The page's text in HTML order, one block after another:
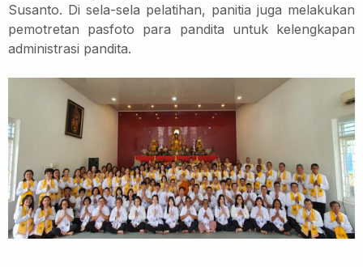
Susanto. Di sela-sela pelatihan, panitia juga melakukan
pemotretan pasfoto para pandita untuk kelengkapan
administrasi pandita.